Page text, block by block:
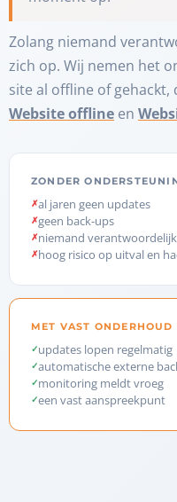
Zolang niemand
zich op. Wij nemen het
site al offline of gehackt,
Website offline en
ZONDER
al jaren geen updates
geen back-ups
niemand
hoog risico op uitval en
MET VAST ONDERHOUD
updates lopen regelmatig
automatische externe
monitoring meldt vroeg
een vast aanspreekpunt